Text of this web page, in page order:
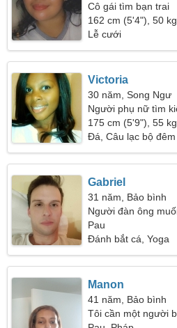
Cô gái tìm bạn trai
162 cm (5'4"), 50
Lễ cưới
Victoria
30 năm, Song Ngư
Người phụ nữ tìm
175 cm (5'9"), 55
Đá, Câu lạc bộ đêm
Gabriel
31 năm, Bảo bình
Người đàn ông
Pau
Đánh bắt cá, Yoga
Manon
41 năm, Bảo bình
Tôi cần một người